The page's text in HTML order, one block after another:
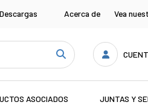
Descargas Acerca de Vea
ASOCIADOS JUNTAS Y